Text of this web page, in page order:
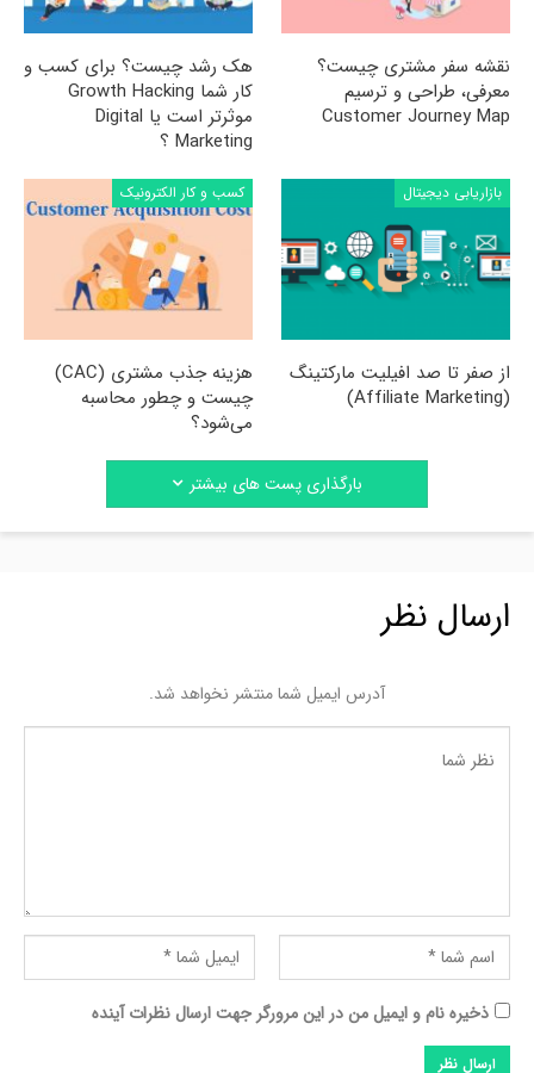
نقشه سفر مشتری چیست؟
معرفی، طراحی و ترسیم
Customer Journey Map
هک رشد چیست؟ برای کسب و
کار شما Growth Hacking
موثرتر است یا Digital
Marketing ؟
بازاریابی دیجیتال
از صفر تا صد افیلیت مارکتینگ
(Affiliate Marketing)
کسب و کار الکترونیک
هزینه جذب مشتری (CAC)
چیست و چطور محاسبه
می‌شود؟
بارگذاری پست های بیشتر
ارسال نظر
آدرس ایمیل شما منتشر نخواهد شد.
ذخیره نام و ایمیل من در این مرورگر جهت ارسال نظرات آینده